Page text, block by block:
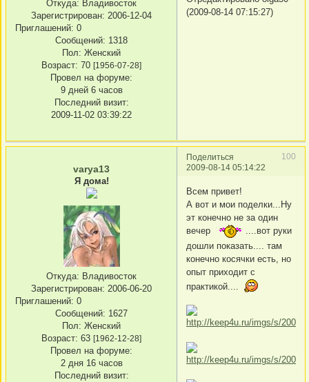
Откуда: Владивосток
Зарегистрирован: 2006-12-04
Приглашений: 0
Сообщений: 1318
Пол: Женский
Возраст: 70 [1956-07-28]
Провел на форуме:
9 дней 6 часов
Последний визит:
2009-11-02 03:39:22
(2009-08-14 07:15:27)
Поделиться
100
2009-08-14 05:14:22
varya13
Я дома!
Откуда: Владивосток
Зарегистрирован: 2006-06-20
Приглашений: 0
Сообщений: 1627
Пол: Женский
Возраст: 63 [1962-12-28]
Провел на форуме:
2 дня 16 часов
Последний визит:
Всем привет!
А вот и мои поделки...Ну
эт конечно не за один
вечер
....вот руки
дошли показать.... там
конечно косячки есть, но
опыт приходит с
практикой....